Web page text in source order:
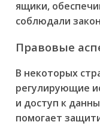
ящики,
соблюдали
Правовые
В некоторых
регулирующие
и доступ к
помогает